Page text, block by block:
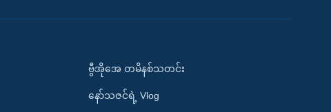
ဗွီအိုအေ တမိနစ်သတင်း
နော်သဇင်ရဲ့ Vlog